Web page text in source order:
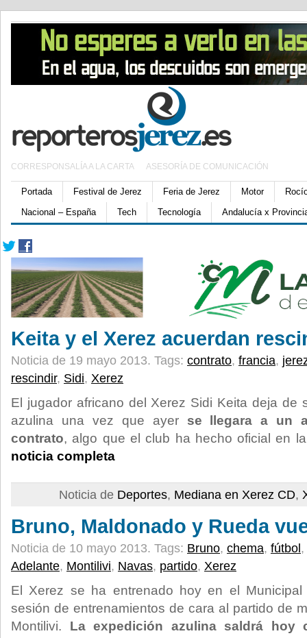
CORRESPONSALÍA A LA CARTA ASESORÍA DE COMUNICACIÓN
Portada Festival de Jerez Feria de Jerez Motor
Nacional – España
Tech Tecnología Andalucía x
Keita y el Xerez acuerdan
Noticia de 19 mayo 2013. Tags: contrato, francia,
rescindir, Sidi, Xerez
El jugador africano del Xerez Sidi Keita deja de
azulina una vez que ayer se llegara a un
contrato, algo que el club ha hecho oficial en
noticia completa
Noticia de Deportes, Mediana en Xerez CD,
Bruno, Maldonado y Rueda
Noticia de 10 mayo 2013. Tags: Bruno, chema, fútbol ,
Adelante, Montilivi, Navas, partido, Xerez
El Xerez se ha entrenado hoy en el
sesión de entrenamientos de cara al partido de
Montilivi. La expedición azulina saldrá hoy